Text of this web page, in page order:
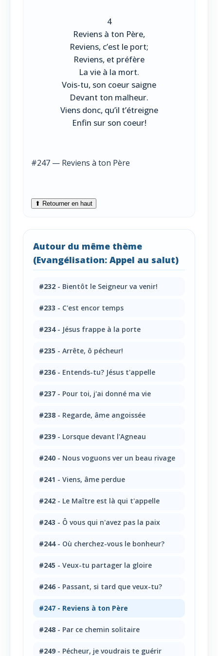
4
Reviens à ton Père,
Reviens, c’est le port;
Reviens, et préfère
La vie à la mort.
Vois-tu, son coeur saigne
Devant ton malheur.
Viens donc, qu’il t’étreigne
Enfin sur son coeur!
#247 — Reviens à ton Père
⬆ Retourner en haut
Autour du même thème
(Evangélisation: Appel au salut)
#232 - Bientôt le Seigneur va venir!
#233 - C'est encor temps
#234- Jésus frappe à la porte
#235 - Arrête, ô pécheur!
#236 - Entends-tu? Jésus t'appelle
#237 - Pour toi, j'ai donné ma vie
#238 - Regarde, âme angoissée
#239 - Lorsque devant l'Agneau
#240 - Nous voguons ver un beau rivage
#241 - Viens, âme perdue
#242 - Le Maître est là qui t'appelle
#243 - Ô vous qui n'avez pas la paix
#244- Où cherchez-vous le bonheur?
#245 - Veux-tu partager la gloire
#246 - Passant, si tard que veux-tu?
#247 - Reviens à ton Père
#248 - Par ce chemin solitaire
#249 - Pécheur, je voudrais te guérir